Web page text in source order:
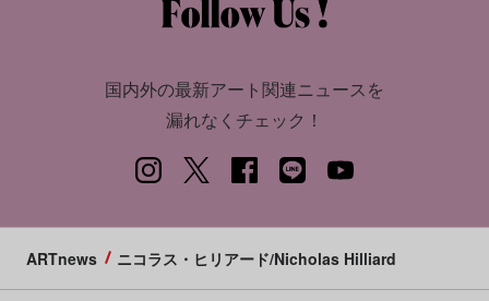
国内外の最新アート関連ニュースを
漏れなくチェック！
ARTnews ニコラス・ヒリアード/Nicholas Hilliard